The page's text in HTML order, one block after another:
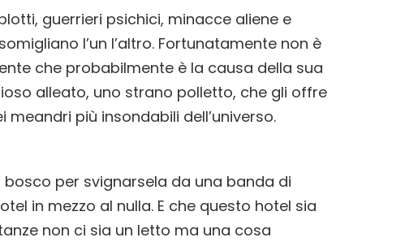
guerrieri psichici, minacce aliene e
l’un l’altro. Fortunatamente non è
che probabilmente è la causa della sua
alleato, uno strano polletto, che gli offre
più insondabili dell’universo.
per svignarsela da una banda di
in mezzo al nulla. E che questo hotel sia
non ci sia un letto ma una cosa